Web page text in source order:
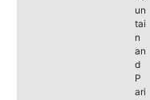
un
tai
n
an
d
P
ari